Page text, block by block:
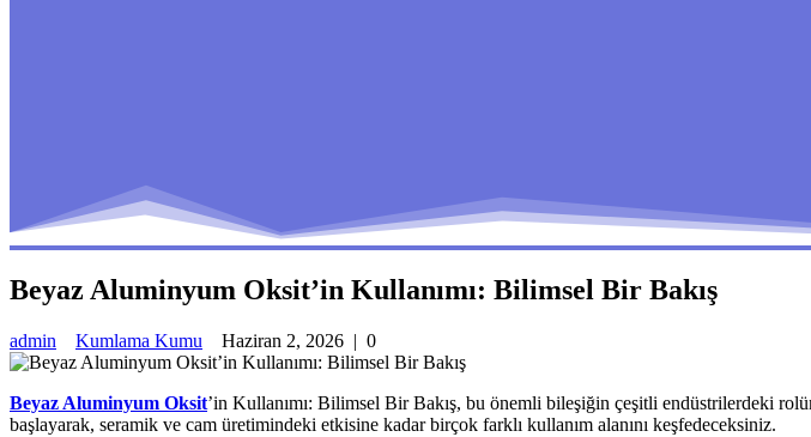
Beyaz Aluminyum Oksit’in Kullanımı: Bilimsel Bir Bakış
admin Kumlama Kumu Haziran 2, 2026 | 0
Beyaz Aluminyum Oksit’in Kullanımı: Bilimsel Bir Bakış, bu önemli bileşiğin çeşitli endüstrilerdeki
başlayarak, seramik ve cam üretimindeki etkisine kadar birçok farklı kullanım alanını keşfedeceksiniz.